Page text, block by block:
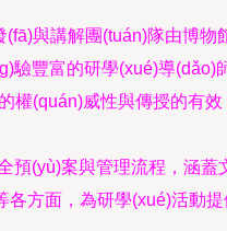
(fā)與講解團(tuán)隊由博物
驗豐富的研學(xué)導(dǎo)
權(quán)威性與傳授的有效
預(yù)案與管理流程，涵蓋
各方面，為研學(xué)活動提